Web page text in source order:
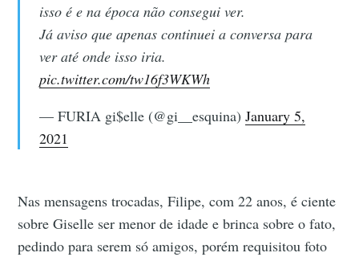
isso é e na época não consegui ver.
Já aviso que apenas continuei a conversa para
ver até onde isso iria.
pic.twitter.com/tw16f3WKWh
— FURIA gi$elle (@gi__esquina) January 5,
2021
Nas mensagens trocadas, Filipe, com 22 anos, é ciente
sobre Giselle ser menor de idade e brinca sobre o fato,
pedindo para serem só amigos, porém requisitou foto